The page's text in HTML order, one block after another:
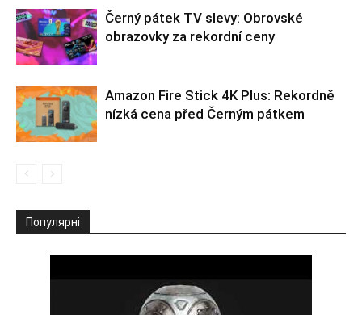
Černý pátek TV slevy: Obrovské
obrazovky za rekordní ceny
Amazon Fire Stick 4K Plus: Rekordně
nízká cena před Černým pátkem
Популярні